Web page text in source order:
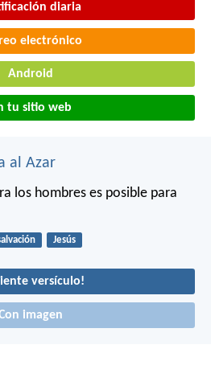
diaria
electrónico
Android
tu sitio web
al Azar
los hombres es posible para
Jesús
versículo!
imagen